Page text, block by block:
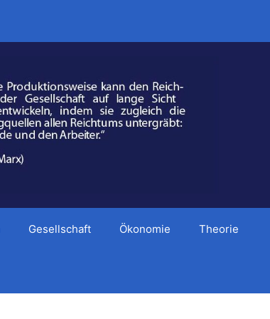
Gesellschaft Ökonomie Theorie